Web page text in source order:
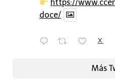
https://
doce/
X
Más